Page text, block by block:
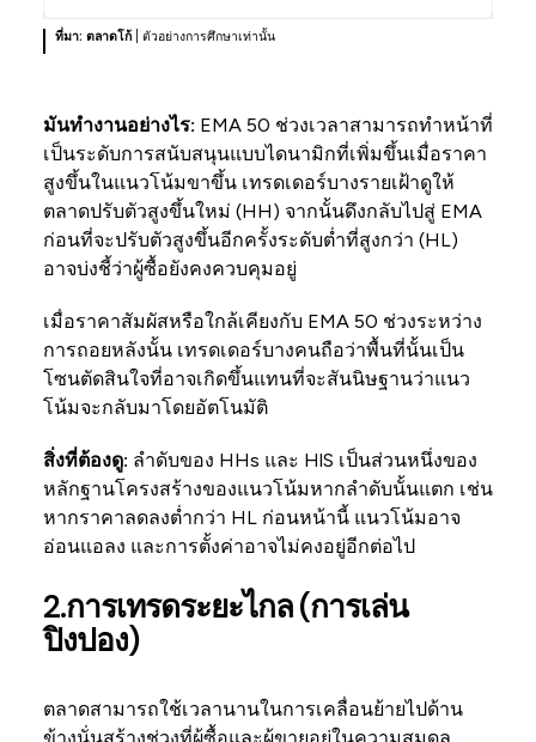
ที่มา: ตลาดโก้| ตัวอย่างการศึกษาเท่านั้น
มันทำงานอย่างไร: EMA 50 ช่วงเวลาสามารถทำหน้าที่
เป็นระดับการสนับสนุนแบบไดนามิกที่เพิ่มขึ้นเมื่อราคา
สูงขึ้นในแนวโน้มขาขึ้น เทรดเดอร์บางรายเฝ้าดูให้
ตลาดปรับตัวสูงขึ้นใหม่ (HH) จากนั้นดึงกลับไปสู่ EMA
ก่อนที่จะปรับตัวสูงขึ้นอีกครั้งระดับต่ำที่สูงกว่า (HL)
อาจบ่งชี้ว่าผู้ซื้อยังคงควบคุมอยู่
เมื่อราคาสัมผัสหรือใกล้เคียงกับ EMA 50 ช่วงระหว่าง
การถอยหลังนั้น เทรดเดอร์บางคนถือว่าพื้นที่นั้นเป็น
โซนตัดสินใจที่อาจเกิดขึ้นแทนที่จะสันนิษฐานว่าแนว
โน้มจะกลับมาโดยอัตโนมัติ
สิ่งที่ต้องดู: ลำดับของ HHs และ HlS เป็นส่วนหนึ่งของ
หลักฐานโครงสร้างของแนวโน้มหากลำดับนั้นแตก เช่น
หากราคาลดลงต่ำกว่า HL ก่อนหน้านี้ แนวโน้มอาจ
อ่อนแอลง และการตั้งค่าอาจไม่คงอยู่อีกต่อไป
2.การเทรดระยะไกล (การเล่น
ปิงปอง)
ตลาดสามารถใช้เวลานานในการเคลื่อนย้ายไปด้าน